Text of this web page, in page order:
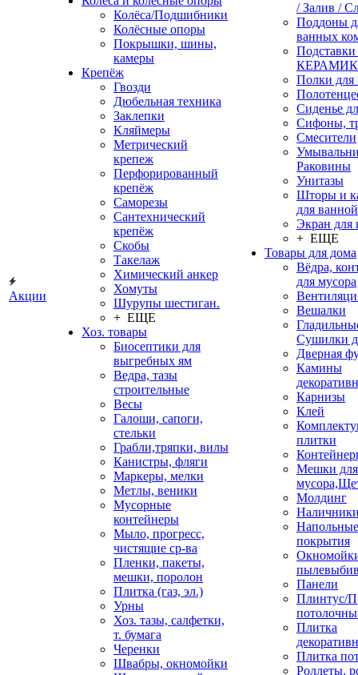
Акции
Колёса/Подшибники
Колёсные опоры
Покрышки, шины,
камеры
Крепёж
Гвозди
Дюбельная техника
Заклепки
Кляймеры
Метрический
крепеж
Перфорированный
крепёж
Саморезы
Сантехнический
крепёж
Скобы
Такелаж
Химический анкер
Хомуты
Шурупы шестиган.
+ ЕЩЕ
Хоз. товары
Биосептики для
выгребных ям
Ведра, тазы
строительные
Весы
Галоши, сапоги,
стельки
Грабли,тряпки, вилы
Канистры, фляги
Маркеры, мелки
Метлы, веники
Мусорные
контейнеры
Мыло, прогресс,
чистящие ср-ва
Пленки, пакеты,
мешки, поролон
Плитка (газ, эл.)
Урны
Хоз. тазы, салфетки,
т. бумага
Черенки
Швабры, окномойки
/ Залив /
Поддоны
ванных
Полки для
Сиденье
Сифоны,
Смесители
Раковины
Унитазы
Шторы и
для ванной
Экран для
+ ЕЩЕ
Товары для дома
Вёдра,
для мусора
Вешалки
Сушилки
Дверная
Камины
Карнизы
Клей
плитки
Мешки для
Молдинг
Напольные
покрытия
Панели
Плинтус/
Плитка
Плитка
Роллеты,